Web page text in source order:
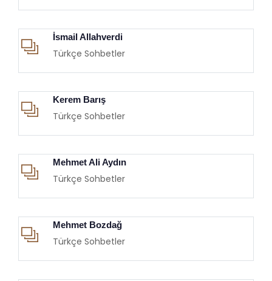
İsmail Allahverdi
Türkçe Sohbetler
Kerem Barış
Türkçe Sohbetler
Mehmet Ali Aydın
Türkçe Sohbetler
Mehmet Bozdağ
Türkçe Sohbetler